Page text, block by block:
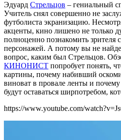
Эдуард Стрельцов – гениальный
Учитель снял совершенно не
футболиста экранизацию.
акценты, кино лишено не только
полноценно познакомить зрителя
персонажей. А потому вы не
вопрос, каким был Стрельцов.
КИНОНИСТ попробует понять,
картины, почему набивший
виноват в провале ленты и
будут оставаться ширпотребом,
https://www.youtube.com/